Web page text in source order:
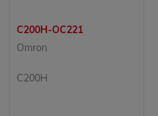
C200H-OC221
Omron
C200H